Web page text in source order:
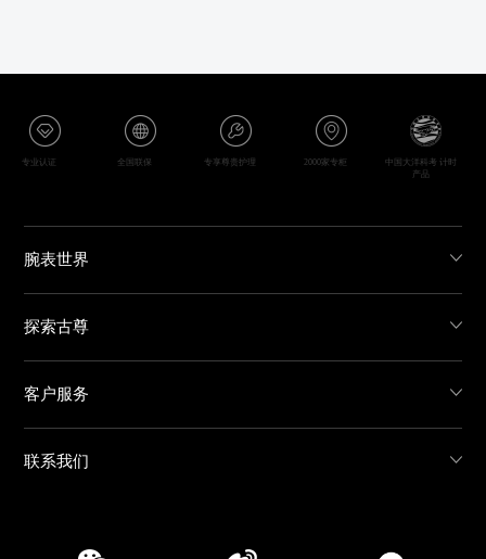
专业认证 全国联保 专享尊贵护理 2000家专柜
中国大洋科考 计时
产品
腕表世界
探索古尊
客户服务
联系我们